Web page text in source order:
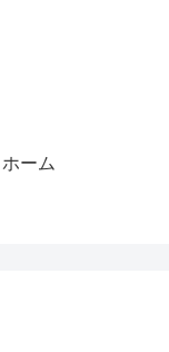
ホーム